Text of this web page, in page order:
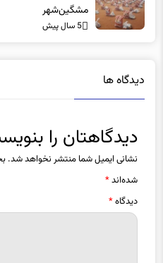
مشگین‌شهر
5 سال پیش
دیدگاه ها
دیدگاهتان را
نشانی ایمیل شما منتشر نخواهد شد.
شده‌اند*
دیدگاه*